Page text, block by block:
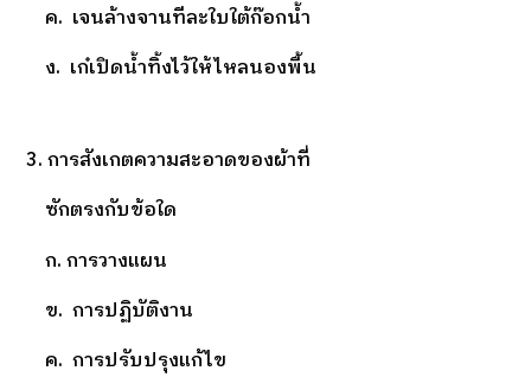
ค. เจนล้างจานทีละใบใต้ก๊อกน้ำ
ง. เก๋เปิดน้ำทิ้งไว้ให้ไหลนองพื้น
3. การสังเกตความสะอาดของผ้าที่
ซักตรงกับข้อใด
ก. การวางแผน
ข. การปฏิบัติงาน
ค. การปรับปรุงแก้ไข